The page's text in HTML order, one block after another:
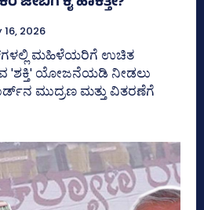
16, 2026
ಮಹಿಳೆಯರಿಗೆ ಉಚಿತ
'ಶಕ್ತಿ' ಯೋಜನೆಯಡಿ ನೀಡಲು
ಮುದ್ರಣ ಮತ್ತು ವಿತರಣೆಗೆ